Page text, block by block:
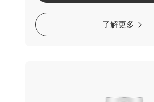
了解更多